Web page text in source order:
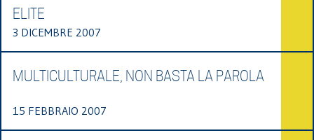
ELITE
3 DICEMBRE 2007
MULTICULTURALE, NON BASTA LA PAROLA
15 FEBBRAIO 2007